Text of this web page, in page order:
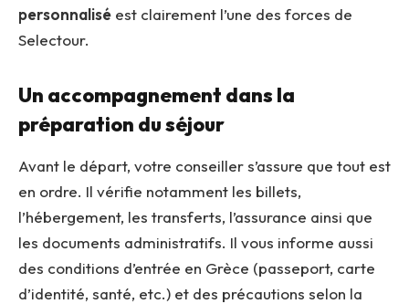
personnalisé est clairement l’une des forces de
Selectour.
Un accompagnement dans la
préparation du séjour
Avant le départ, votre conseiller s’assure que tout est
en ordre. Il vérifie notamment les billets,
l’hébergement, les transferts, l’assurance ainsi que
les documents administratifs. Il vous informe aussi
des conditions d’entrée en Grèce (passeport, carte
d’identité, santé, etc.) et des précautions selon la